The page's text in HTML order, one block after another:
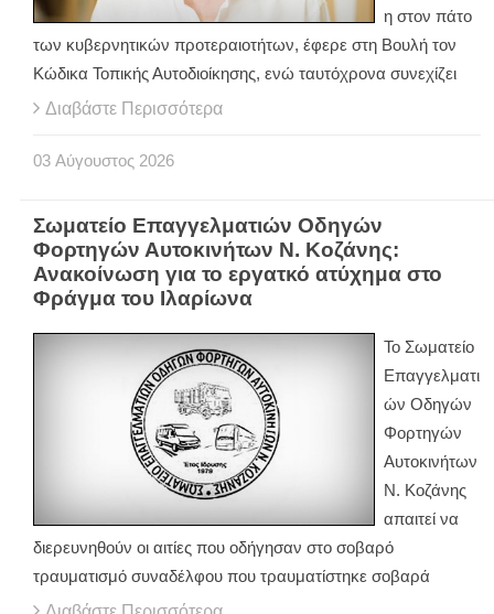
η στον πάτο
των κυβερνητικών προτεραιοτήτων, έφερε στη Βουλή τον
Κώδικα Τοπικής Αυτοδιοίκησης, ενώ ταυτόχρονα συνεχίζει
Διαβάστε Περισσότερα
03 Αύγουστος 2026
Σωματείο Επαγγελματιών Οδηγών
Φορτηγών Αυτοκινήτων Ν. Κοζάνης:
Ανακοίνωση για το εργατκό ατύχημα στο
Φράγμα του Ιλαρίωνα
Το Σωματείο
Επαγγελματι
ών Οδηγών
Φορτηγών
Αυτοκινήτων
Ν. Κοζάνης
απαιτεί να
διερευνηθούν οι αιτίες που οδήγησαν στο σοβαρό
τραυματισμό συναδέλφου που τραυματίστηκε σοβαρά